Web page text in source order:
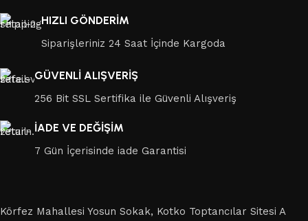
HIZLI GÖNDERİM
Siparişleriniz 24 Saat İçinde Kargoda
GÜVENLİ ALIŞVERİŞ
256 Bit SSL Sertifika ile Güvenli Alışveriş
İADE VE DEĞİŞİM
7 Gün İçerisinde iade Garantisi
Körfez Mahallesi Yosun Sokak, Kotko Toptancılar Sitesi A